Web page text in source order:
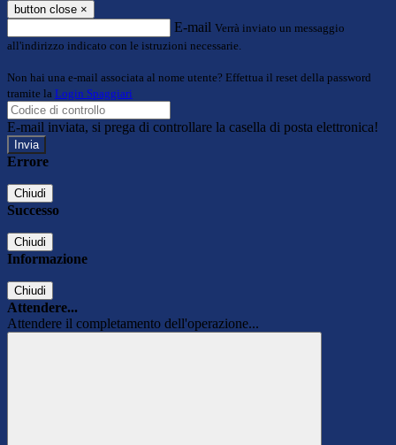
button close ×
E-mail Verrà inviato un messaggio
all'indirizzo indicato con le istruzioni necessarie.
Non hai una e-mail associata al nome utente? Effettua il reset della password
tramite la Login Spaggiari
E-mail inviata, si prega di controllare la casella di posta elettronica!
Errore
Chiudi
Successo
Chiudi
Informazione
Chiudi
Attendere...
Attendere il completamento dell'operazione...